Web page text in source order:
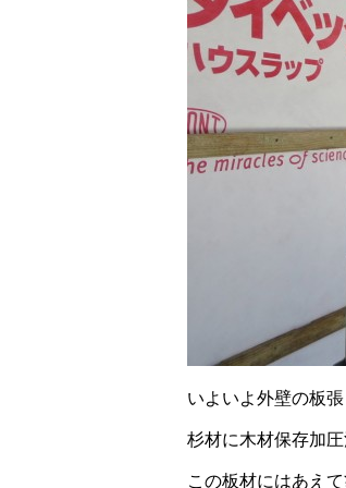
いよいよ外壁の板
杉材に木材保存加圧
この板材にはあえ